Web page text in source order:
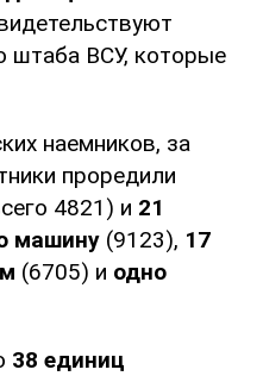
штаба ВСУ, которые
наемников, за
проредили
4821) и 21
машину (9123), 17
(6705) и одно
38 единиц